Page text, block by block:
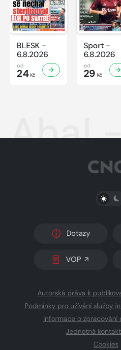
BLESK -
6.8.2026
od
24Kč
Sport -
6.8.2026
od
29 Kč
Aha!
Dotazy
VOP
Autorská práva k
Podmínky pro užívání služby
Informace o zpracování
Jednotná
Cookies